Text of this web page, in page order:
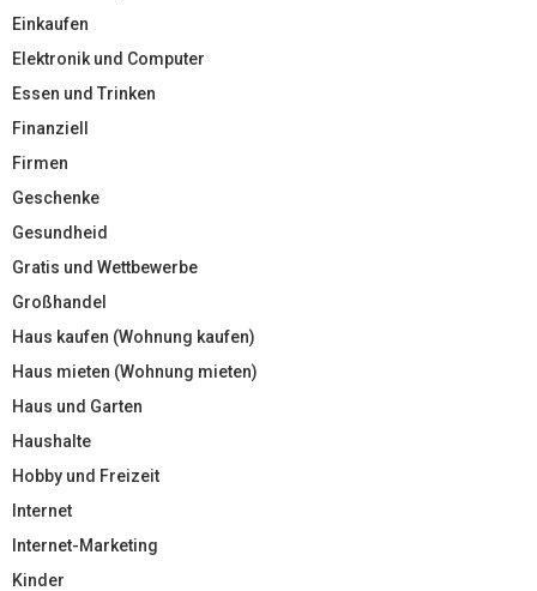
Einkaufen
Elektronik und Computer
Essen und Trinken
Finanziell
Firmen
Geschenke
Gesundheid
Gratis und Wettbewerbe
Großhandel
Haus kaufen (Wohnung kaufen)
Haus mieten (Wohnung mieten)
Haus und Garten
Haushalte
Hobby und Freizeit
Internet
Internet-Marketing
Kinder